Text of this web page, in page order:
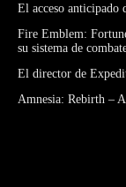
El acceso anticipado
Fire Emblem:
su sistema de
El director de
Amnesia: Rebirth –